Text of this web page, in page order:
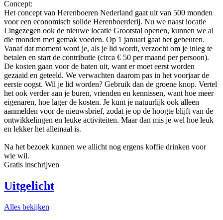
Concept:
Het concept van Herenboeren Nederland gaat uit van 500 monden
voor een economisch solide Herenboerderij. Nu we naast locatie
Lingezegen ook de nieuwe locatie Grootstal openen, kunnen we al
die monden met gemak voeden. Op 1 januari gaat het gebeuren.
Vanaf dat moment word je, als je lid wordt, verzocht om je inleg te
betalen en start de contributie (circa € 50 per maand per persoon).
De kosten gaan voor de baten uit, want er moet eerst worden
gezaaid en geteeld. We verwachten daarom pas in het voorjaar de
eerste oogst. Wil je lid worden? Gebruik dan de groene knop. Vertel
het ook verder aan je buren, vrienden en kennissen, want hoe meer
eigenaren, hoe lager de kosten. Je kunt je natuurlijk ook alleen
aanmelden voor de nieuwsbrief, zodat je op de hoogte blijft van de
ontwikkelingen en leuke activiteiten. Maar dan mis je wel hoe leuk
en lekker het allemaal is.
Na het bezoek kunnen we allicht nog ergens koffie drinken voor
wie wil.
Gratis inschrijven
Uitgelicht
Alles bekijken